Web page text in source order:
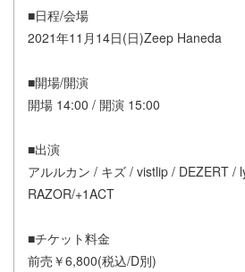
■日程/会場
2021年11月14日(日)Zeep Haneda
■開場/開演
開場 14:00 / 開演 15:00
■出演
アルルカン / キズ / vistlip / DEZERT /
RAZOR/+1ACT
■チケット料金
前売￥6,800(税込/D別)